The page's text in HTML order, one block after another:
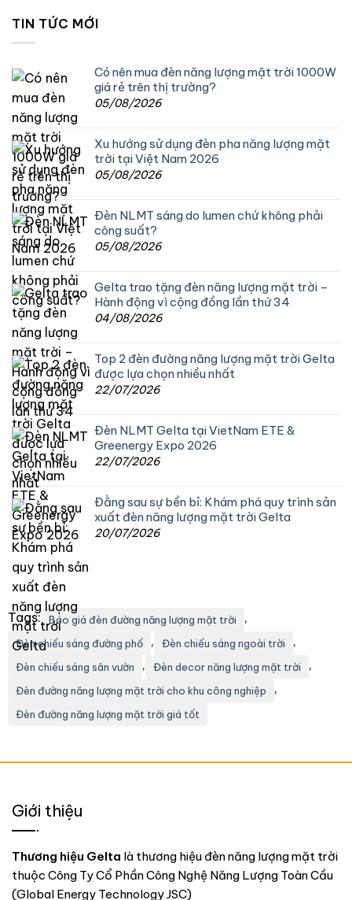
TIN TỨC MỚI
Có nên mua đèn năng lượng mặt trời 1000W
giá rẻ trên thị trường?
05/08/2026
Xu hướng sử dụng đèn pha năng lượng mặt
trời tại Việt Nam 2026
05/08/2026
Đèn NLMT sáng do lumen chứ không phải
công suất?
05/08/2026
Gelta trao tặng đèn năng lượng mặt trời –
Hành động vì cộng đồng lần thứ 34
04/08/2026
Top 2 đèn đường năng lượng mặt trời Gelta
được lựa chọn nhiều nhất
22/07/2026
Đèn NLMT Gelta tại VietNam ETE &
Greenergy Expo 2026
22/07/2026
Đằng sau sự bền bỉ: Khám phá quy trình sản
xuất đèn năng lượng mặt trời Gelta
20/07/2026
Tags: Báo giá đèn đường năng lượng mặt trời ,
Đèn chiếu sáng đường phố , Đèn chiếu sáng ngoài trời ,
Đèn chiếu sáng sân vườn , Đèn decor năng lượng mặt trời ,
Đèn đường năng lượng mặt trời cho khu công nghiệp ,
Đèn đường năng lượng mặt trời giá tốt
Giới thiệu
Thương hiệu Gelta là thương hiệu đèn năng lượng mặt trời
thuộc Công Ty Cổ Phần Công Nghệ Năng Lượng Toàn Cầu
(Global Energy Technology JSC)